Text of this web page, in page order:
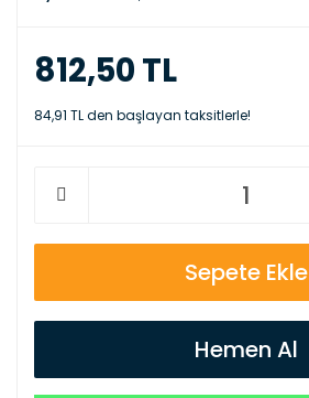
812,50 TL
84,91 TL den başlayan taksitlerle!
Sepete Ekle
Hemen Al